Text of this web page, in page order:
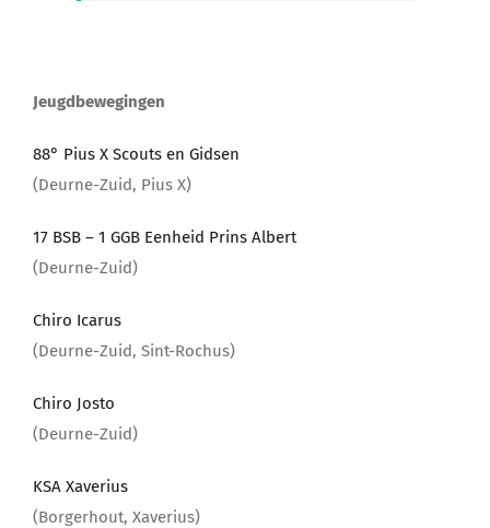
Jeugdbewegingen
88° Pius X Scouts en Gidsen
(Deurne-Zuid, Pius X)
17 BSB – 1 GGB Eenheid Prins Albert
(Deurne-Zuid)
Chiro Icarus
(Deurne-Zuid, Sint-Rochus)
Chiro Josto
(Deurne-Zuid)
KSA Xaverius
(Borgerhout, Xaverius)